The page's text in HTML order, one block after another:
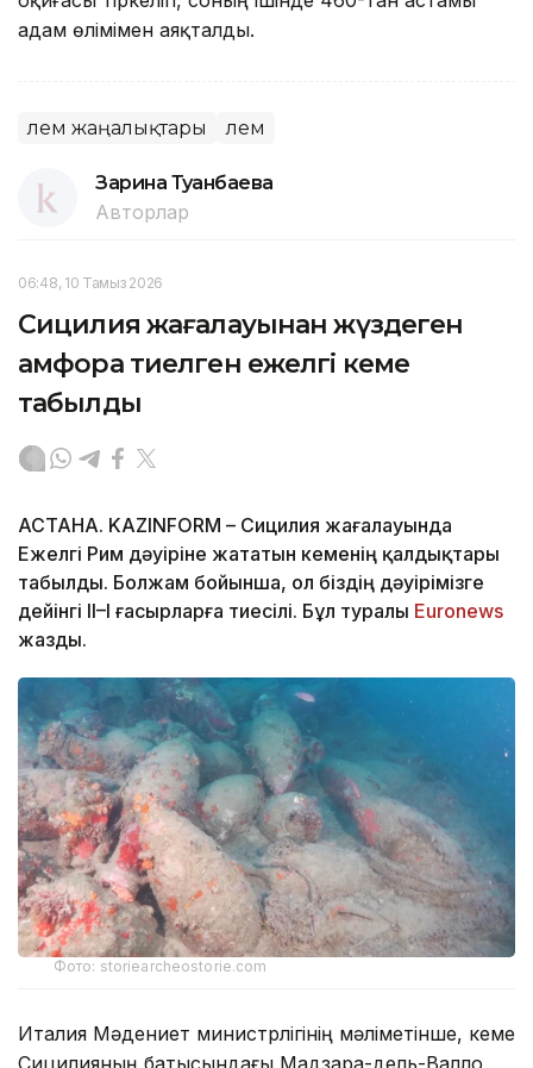
адам өлімімен аяқталды.
Әлем жаңалықтары Әлем
Зарина Туғанбаева
Авторлар
06:48, 10 Тамыз 2026
Сицилия жағалауынан жүздеген
амфора тиелген ежелгі кеме
табылды
АСТАНА. KAZINFORM – Сицилия жағалауында
Ежелгі Рим дәуіріне жататын кеменің қалдықтары
табылды. Болжам бойынша, ол біздің дәуірімізге
дейінгі II–I ғасырларға тиесілі. Бұл туралы Еuronews
жазды.
Фото: storiearcheostorie.com
Италия Мәдениет министрлігінің мәліметінше, кеме
Сицилияның батысындағы Мадзара-дель-Валло